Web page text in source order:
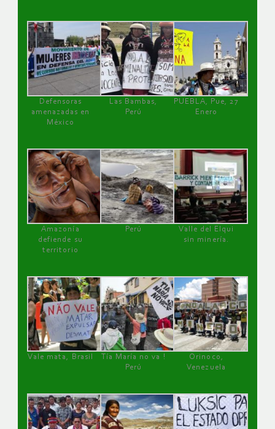
Defensoras
amenazadas en
México
Las Bambas,
Perú
PUEBLA, Pue, 27
Enero
Amazonía
defiende su
territorio
Perú
Valle del Elqui
sin minería.
Vale mata, Brasil
Tía María no va !
Perú
Orinoco,
Venezuela